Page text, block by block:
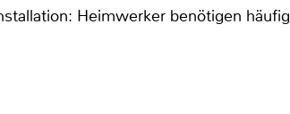
Heimwerker benötigen häufig